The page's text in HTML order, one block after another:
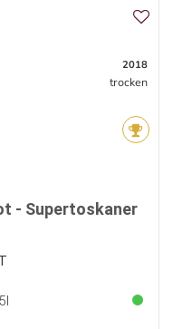
2018
trocken
- Supertoskaner